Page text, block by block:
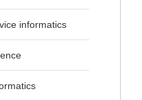
informatics